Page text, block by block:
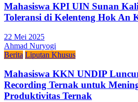
Mahasiswa KPI UIN Sunan
Toleransi di Kelenteng Hok An
22 Mei 2025
Ahmad Nuryogi
Berita Liputan Khusus
Mahasiswa KKN UNDIP
Recording Ternak untuk
Produktivitas Ternak